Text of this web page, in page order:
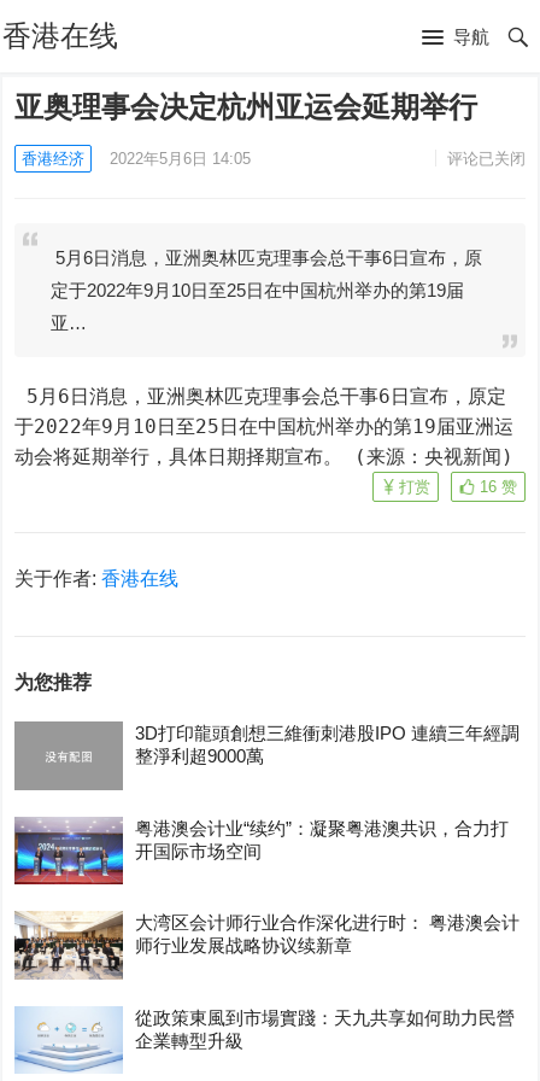
香港在线 导航
亚奥理事会决定杭州亚运会延期举行
香港经济 2022年5月6日 14:05 评论已关闭
5月6日消息，亚洲奥林匹克理事会总干事6日宣布，原
定于2022年9月10日至25日在中国杭州举办的第19届
亚…
5月6日消息，亚洲奥林匹克理事会总干事6日宣布，原定
于2022年9月10日至25日在中国杭州举办的第19届亚洲运
动会将延期举行，具体日期择期宣布。 (来源：央视新闻)
16 赞
打赏
关于作者:香港在线
为您推荐
3D打印龍頭創想三維衝刺港股IPO 連續三年經調
整淨利超9000萬
粤港澳会计业“续约”：凝聚粤港澳共识，合力打
开国际市场空间
大湾区会计师行业合作深化进行时： 粤港澳会计
师行业发展战略协议续新章
從政策東風到市場實踐：天九共享如何助力民營
企業轉型升級